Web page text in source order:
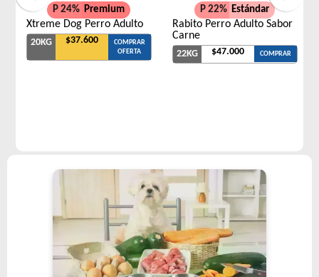
P 24% Premium
Xtreme Dog Perro Adulto
20KG $37.600
COMPRAR
OFERTA
P 22% Estándar
Rabito Perro Adulto Sabor
Carne
22KG $47.000 COMPRAR